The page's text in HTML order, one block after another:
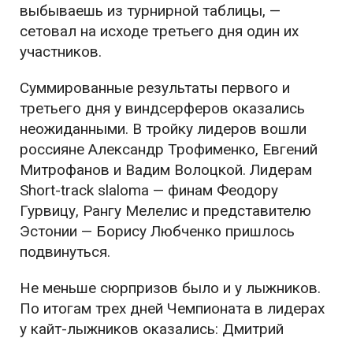
выбываешь из турнирной таблицы, —
сетовал на исходе третьего дня один их
участников.
Суммированные результаты первого и
третьего дня у виндсерферов оказались
неожиданными. В тройку лидеров вошли
россияне Александр Трофименко, Евгений
Митрофанов и Вадим Волоцкой. Лидерам
Short-track slalomа — финам Феодору
Гурвицу, Рангу Мелелис и представителю
Эстонии — Борису Любченко пришлось
подвинуться.
Не меньше сюрпризов было и у лыжников.
По итогам трех дней Чемпионата в лидерах
у кайт-лыжников оказались: Дмитрий